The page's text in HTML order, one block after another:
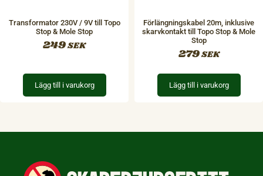
Transformator 230V / 9V till Topo
Stop & Mole Stop
249SEK
Lägg till i varukorg
Förlängningskabel 20m, inklusive
skarvkontakt till Topo Stop & Mole
Stop
279SEK
Lägg till i varukorg